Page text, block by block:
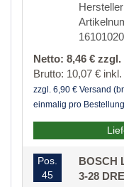
Netto: 8,46 €
Brutto: 10,07 €
zzgl. 6,90 € Versand
einmalig pro Bestellung
Pos.
45
BOSCH
3-28